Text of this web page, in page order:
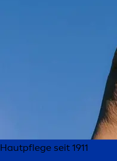
Hautpflege seit 1911